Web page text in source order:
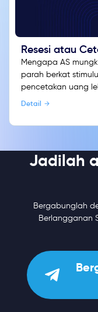
Resesi atau
Mengapa AS
parah berkat
pencetakan uang
Detail
Jadilah
Bergabunglah
Berlangganan